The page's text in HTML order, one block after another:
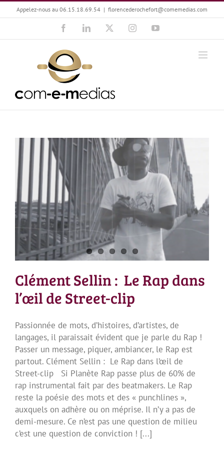
Passer
au
Appelez-nous au 06.15.18.69.54 | florencederochefort@comemedias.com
FacebookLinkedIn InstagramYouTube
Clément Sellin : Le Rap dans l’œil de Street-clip
Clément Sellin : Le Rap dans
l’œil de Street-clip
Passionnée de mots, d’histoires, d’artistes, de
langages, il paraissait évident que je parle du Rap !
Passer un message, piquer, ambiancer, le Rap est
partout. Clément Sellin : Le Rap dans l’œil de
Street-clip Si Planète Rap passe plus de 60% de
rap instrumental fait par des beatmakers. Le Rap
reste la poésie des mots et des « punchlines »,
auxquels on adhère ou on méprise. Il n’y a pas de
demi-mesure. Ce n’est pas une question de milieu
c’est une question de conviction ! [...]